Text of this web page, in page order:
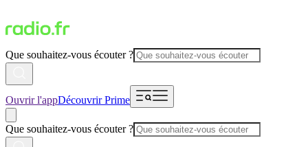
Que souhaitez-vous écouter ?
Ouvrir l'appDécouvrir Prime
Que souhaitez-vous écouter ?